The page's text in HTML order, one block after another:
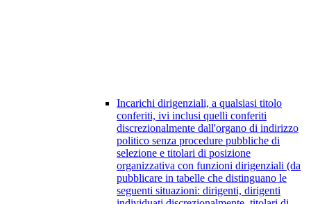
Incarichi dirigenziali, a qualsiasi titolo
conferiti, ivi inclusi quelli conferiti
discrezionalmente dall'organo di indirizzo
politico senza procedure pubbliche di
selezione e titolari di posizione
organizzativa con funzioni dirigenziali (da
pubblicare in tabelle che distinguano le
seguenti situazioni: dirigenti, dirigenti